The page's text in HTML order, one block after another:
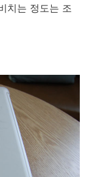
치는 정도는 조